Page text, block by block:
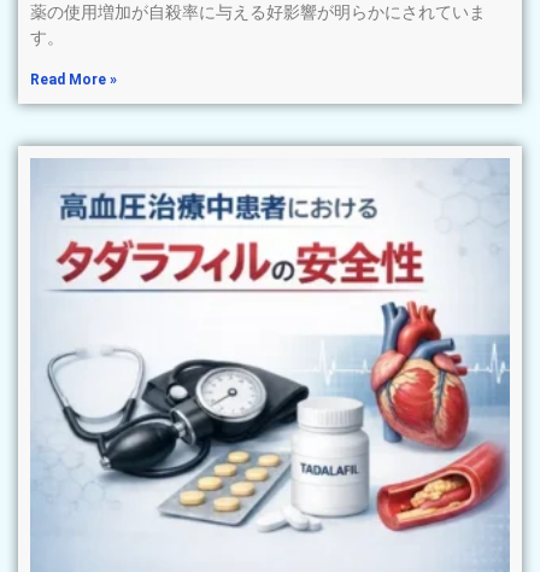
薬の使用増加が自殺率に与える好影響が明らかにされていま
す。
Read More »